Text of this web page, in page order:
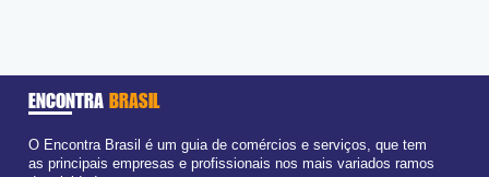
ENCONTRA BRASIL
O Encontra Brasil é um guia de comércios e serviços, que tem
as principais empresas e profissionais nos mais variados ramos